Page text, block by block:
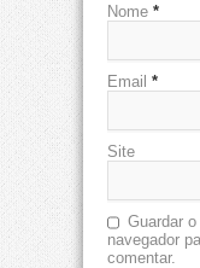
Nome *
Email *
Site
Guardar
navegador
comentar.